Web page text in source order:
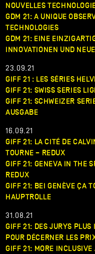
NOUVELLES
GDM 21: A UNIQUE
TECHNOLOGIES
GDM 21: EINE
INNOVATIONEN UND
23.09.21
GIFF 21 : LES SÉRIES
GIFF 21: SWISS SERIES
GIFF 21: SCHWEIZER
AUSGABE
16.09.21
GIFF 21: LA CITÉ DE
TOURNE – REDUX
GIFF 21: GENEVA IN THE
REDUX
GIFF 21: BEI GENÈVE ÇA
HAUPTROLLE
31.08.21
GIFF 21: DES JURYS
POUR DÉCERNER LES
GIFF 21: MORE